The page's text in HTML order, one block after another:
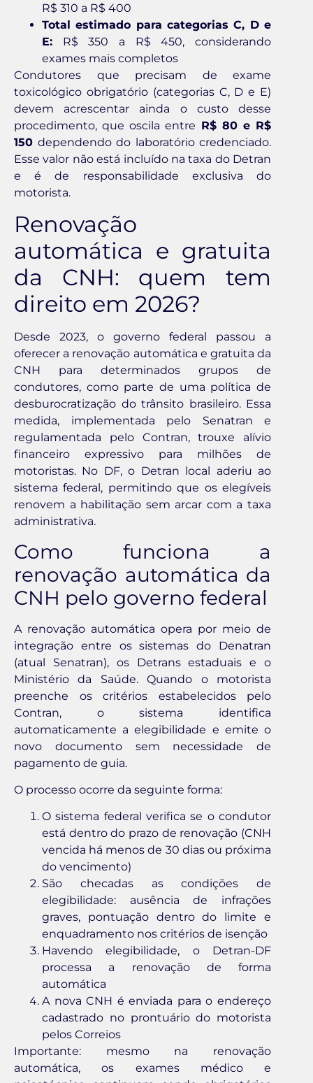
R$ 310 a R$ 400
Total estimado para categorias C, D e
E: R$ 350 a R$ 450, considerando
exames mais completos
Condutores que precisam de exame
toxicológico obrigatório (categorias C, D e E)
devem acrescentar ainda o custo desse
procedimento, que oscila entre R$ 80 e R$
150 dependendo do laboratório credenciado.
Esse valor não está incluído na taxa do Detran
e é de responsabilidade exclusiva do
motorista.
Renovação
automática e gratuita
da CNH: quem tem
direito em 2026?
Desde 2023, o governo federal passou a
oferecer a renovação automática e gratuita da
CNH para determinados grupos de
condutores, como parte de uma política de
desburocratização do trânsito brasileiro. Essa
medida, implementada pelo Senatran e
regulamentada pelo Contran, trouxe alívio
financeiro expressivo para milhões de
motoristas. No DF, o Detran local aderiu ao
sistema federal, permitindo que os elegíveis
renovem a habilitação sem arcar com a taxa
administrativa.
Como funciona a
renovação automática da
CNH pelo governo federal
A renovação automática opera por meio de
integração entre os sistemas do Denatran
(atual Senatran), os Detrans estaduais e o
Ministério da Saúde. Quando o motorista
preenche os critérios estabelecidos pelo
Contran, o sistema identifica
automaticamente a elegibilidade e emite o
novo documento sem necessidade de
pagamento de guia.
O processo ocorre da seguinte forma:
O sistema federal verifica se o condutor
está dentro do prazo de renovação (CNH
vencida há menos de 30 dias ou próxima
do vencimento)
São checadas as condições de
elegibilidade: ausência de infrações
graves, pontuação dentro do limite e
enquadramento nos critérios de isenção
Havendo elegibilidade, o Detran-DF
processa a renovação de forma
automática
A nova CNH é enviada para o endereço
cadastrado no prontuário do motorista
pelos Correios
Importante: mesmo na renovação
automática, os exames médico e